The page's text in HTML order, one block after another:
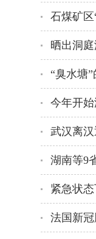
石煤矿区
晒出洞
“臭水塘
今年开
武汉离
湖南等9
紧急状
法国新